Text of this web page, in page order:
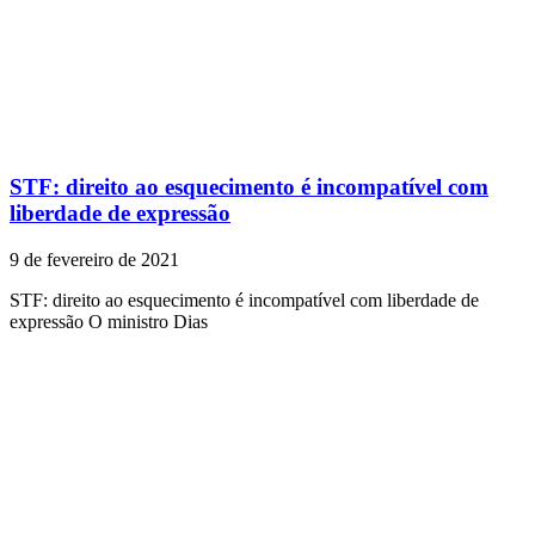
STF: direito ao esquecimento é incompatível com
liberdade de expressão
9 de fevereiro de 2021
STF: direito ao esquecimento é incompatível com liberdade de
expressão O ministro Dias